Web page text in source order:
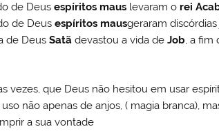
de Deusespíritos maus levaram o rei
de Deusespíritos mausgeraram
de DeusSatã devastou a vida deJob, a fim
vezes, que Deus não hesitou em usar
não apenas de anjos, ( magia branca),
a sua vontade